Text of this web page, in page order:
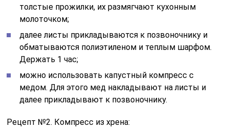
толстые прожилки, их размягчают кухонным
молоточком;
далее листы прикладываются к позвоночнику и
обматываются полиэтиленом и теплым шарфом.
Держать 1 час;
можно использовать капустный компресс с
медом. Для этого мед накладывают на листы и
далее прикладывают к позвоночнику.
Рецепт №2. Компресс из хрена: